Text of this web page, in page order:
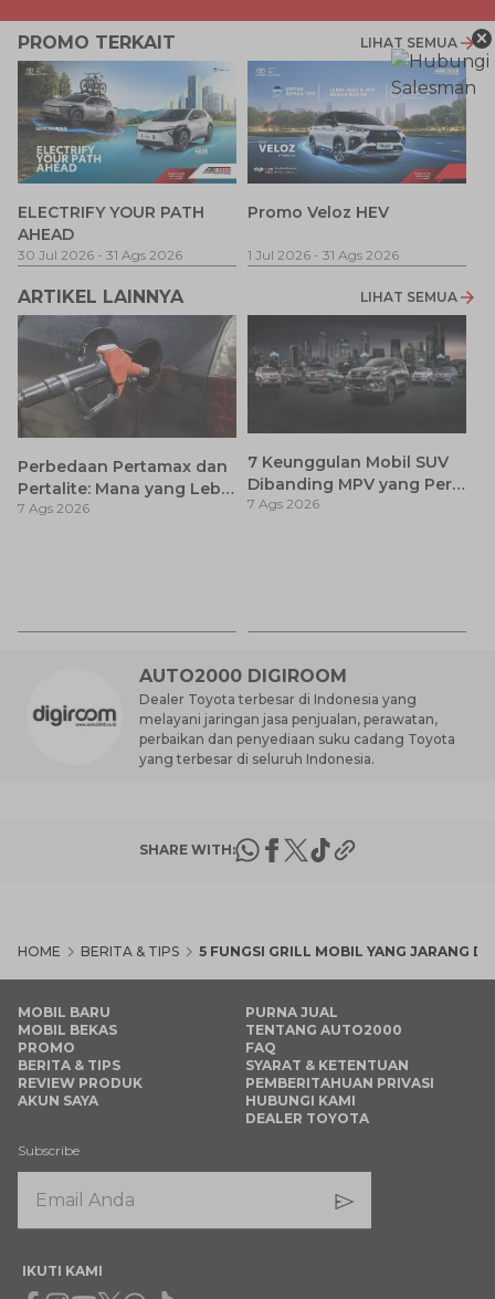
PROMO TERKAIT LIHAT SEMUA
ELECTRIFY YOUR PATH
AHEAD
30 Jul 2026 - 31 Ags 2026
Promo Veloz HEV
1 Jul 2026 - 31 Ags 2026
ARTIKEL LAINNYA LIHAT SEMUA
Perbedaan Pertamax dan
Pertalite: Mana yang Lebih
Baik untuk Mobil Toyota
7 Ags 2026
7 Keunggulan Mobil SUV
Dibanding MPV yang Perlu
Anda Ketahui
7 Ags 2026
AUTO2000 DIGIROOM
Dealer Toyota terbesar di Indonesia yang
melayani jaringan jasa penjualan, perawatan,
perbaikan dan penyediaan suku cadang Toyota
yang terbesar di seluruh Indonesia.
SHARE WITH:
HOME BERITA & TIPS 5 FUNGSI GRILL MOBIL YANG JARANG
×
MOBIL BARU
MOBIL BEKAS
PROMO
BERITA & TIPS
REVIEW PRODUK
AKUN SAYA
PURNA JUAL
TENTANG AUTO2000
FAQ
SYARAT & KETENTUAN
PEMBERITAHUAN PRIVASI
HUBUNGI KAMI
DEALER TOYOTA
Subscribe
IKUTI KAMI